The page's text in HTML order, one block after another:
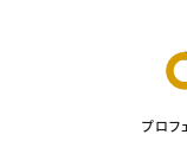
プロフ